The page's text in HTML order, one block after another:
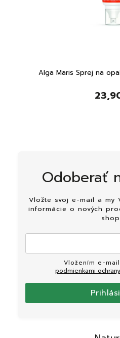
Alga Maris Sprej na
Odoberať
Vložte svoj e-mail a my
informácie o nových
podmienkami